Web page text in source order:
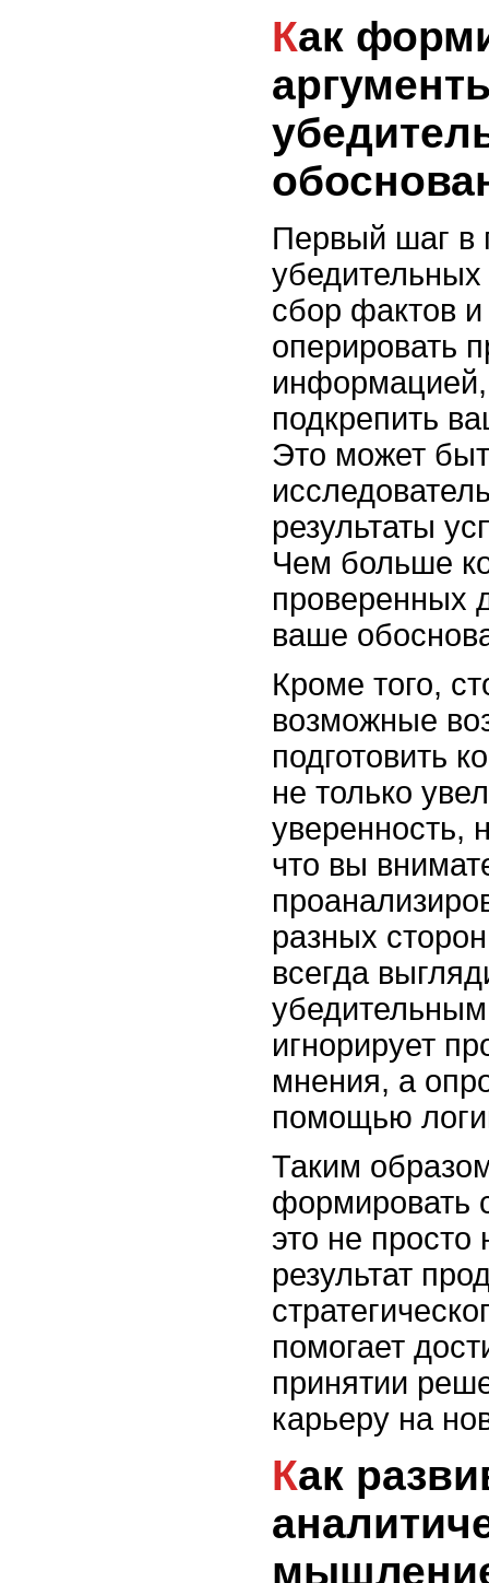
Как формировать
Первый шаг в
убедительных
сбор фактов
оперировать
подкрепить
Это может
результаты
Чем больше
проверенных
ваше
Кроме того,
возможные
подготовить
не только
уверенность,
что вы
разных
всегда
игнорирует
мнения, а
помощью
Таким
формировать
это не
результат
помогает
принятии
карьеру на
Как развивать